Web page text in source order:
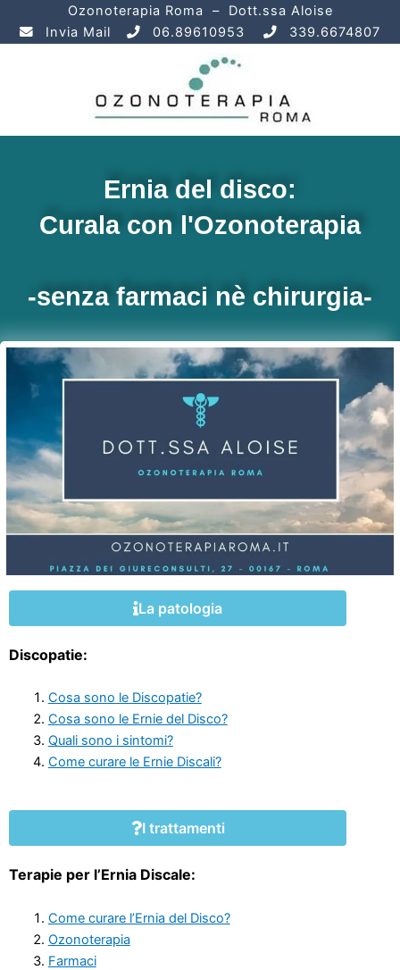
Ozonoterapia Roma – Dott.ssa Aloise
Invia Mail
06.89610953 339.6674807
Ernia del disco:
Curala con l'Ozonoterapia
-senza farmaci nè chirurgia-
La patologia
Discopatie:
Cosa sono le Discopatie?
Cosa sono le Ernie del Disco?
Quali sono i sintomi?
Come curare le Ernie Discali?
I trattamenti
Terapie per l’Ernia Discale:
Come curare l’Ernia del Disco?
Ozonoterapia
Farmaci